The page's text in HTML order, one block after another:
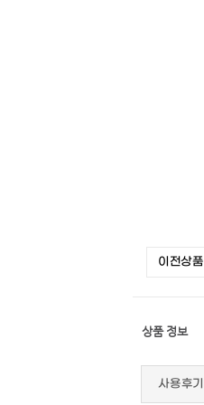
이전상품
상품 정보
사용후기